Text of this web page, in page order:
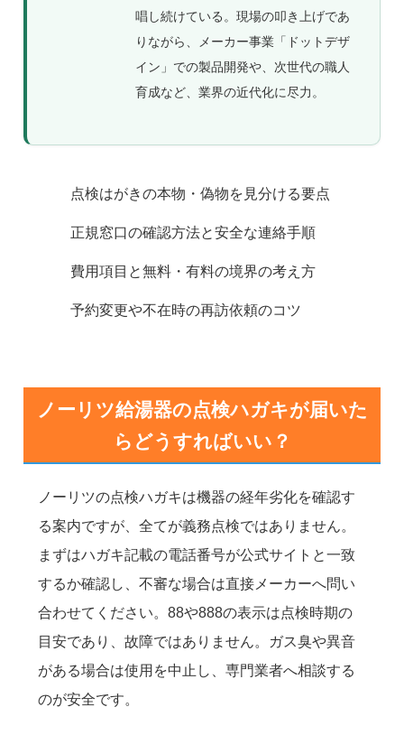
唱し続けている。現場の叩き上げであ
りながら、メーカー事業「ドットデザ
イン」での製品開発や、次世代の職人
育成など、業界の近代化に尽力。
点検はがきの本物・偽物を見分ける要点
正規窓口の確認方法と安全な連絡手順
費用項目と無料・有料の境界の考え方
予約変更や不在時の再訪依頼のコツ
ノーリツ給湯器の点検ハガキが届いた
らどうすればいい？
ノーリツの点検ハガキは機器の経年劣化を確認す
る案内ですが、全てが義務点検ではありません。
まずはハガキ記載の電話番号が公式サイトと一致
するか確認し、不審な場合は直接メーカーへ問い
合わせてください。88や888の表示は点検時期の
目安であり、故障ではありません。ガス臭や異音
がある場合は使用を中止し、専門業者へ相談する
のが安全です。